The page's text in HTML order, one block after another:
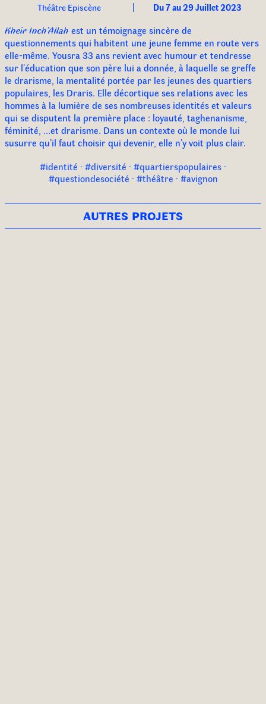
Théâtre Episcène Du 7 au 29 Juillet 2023
Kheir Inch’Allah est un témoignage sincère de
questionnements qui habitent une jeune femme en route vers
elle-même. Yousra 33 ans revient avec humour et tendresse
sur l’éducation que son père lui a donnée, à laquelle se greffe
le drarisme, la mentalité portée par les jeunes des quartiers
populaires, les Draris. Elle décortique ses relations avec les
hommes à la lumière de ses nombreuses identités et valeurs
qui se disputent la première place : loyauté, taghenanisme,
féminité, ...et drarisme. Dans un contexte où le monde lui
susurre qu’il faut choisir qui devenir, elle n’y voit plus clair.
#identité · #diversité · #quartierspopulaires ·
#questiondesociété · #théâtre · #avignon
autres projets